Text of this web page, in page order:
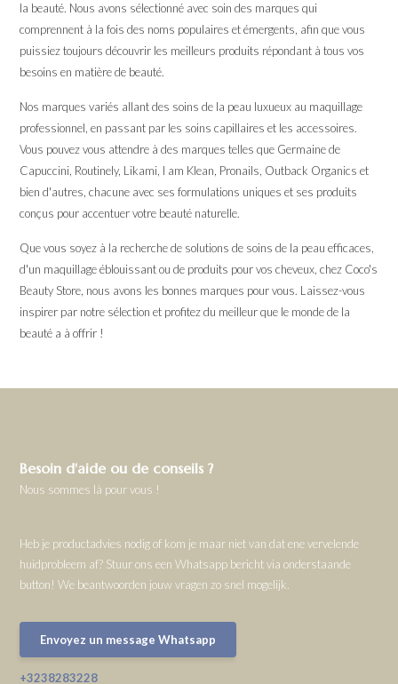
la beauté. Nous avons sélectionné avec soin des marques qui
comprennent à la fois des noms populaires et émergents, afin que vous
puissiez toujours découvrir les meilleurs produits répondant à tous vos
besoins en matière de beauté.
Nos marques variés allant des soins de la peau luxueux au maquillage
professionnel, en passant par les soins capillaires et les accessoires.
Vous pouvez vous attendre à des marques telles que Germaine de
Capuccini, Routinely, Likami, I am Klean, Pronails, Outback Organics et
bien d'autres, chacune avec ses formulations uniques et ses produits
conçus pour accentuer votre beauté naturelle.
Que vous soyez à la recherche de solutions de soins de la peau efficaces,
d'un maquillage éblouissant ou de produits pour vos cheveux, chez Coco's
Beauty Store, nous avons les bonnes marques pour vous. Laissez-vous
inspirer par notre sélection et profitez du meilleur que le monde de la
beauté a à offrir !
Besoin d'aide ou de conseils ?
Nous sommes là pour vous !
Heb je productadvies nodig of kom je maar niet van dat ene vervelende
huidprobleem af? Stuur ons een Whatsapp bericht via onderstaande
button! We beantwoorden jouw vragen zo snel mogelijk.
Envoyez un message Whatsapp
+3238283228